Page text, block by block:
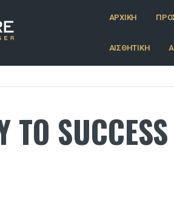
ΑΡΧΙΚΉ
ΑΙΣΘΗΤΙΚΉ
TO SUCCESS